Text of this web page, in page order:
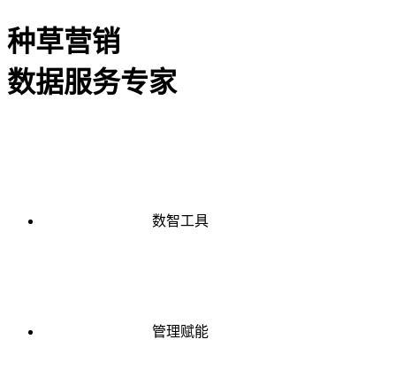
种草营销
数据服务专家
数智工具
管理赋能